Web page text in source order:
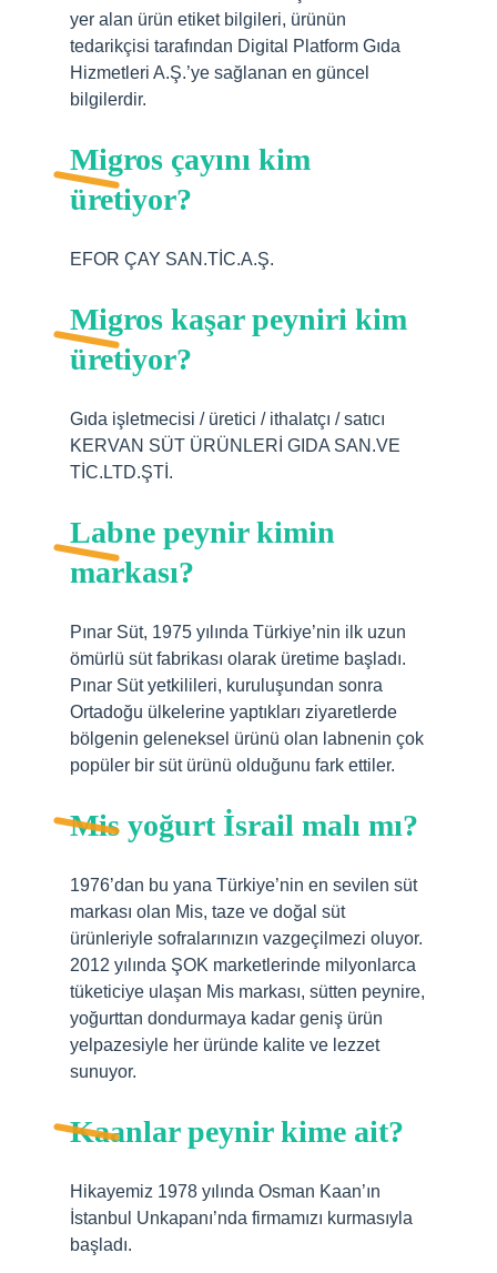
yer alan ürün etiket bilgileri, ürünün
tedarikçisi tarafından Digital Platform Gıda
Hizmetleri A.Ş.’ye sağlanan en güncel
bilgilerdir.
Migros çayını kim
üretiyor?
EFOR ÇAY SAN.TİC.A.Ş.
Migros kaşar peyniri kim
üretiyor?
Gıda işletmecisi / üretici / ithalatçı / satıcı
KERVAN SÜT ÜRÜNLERİ GIDA SAN.VE
TİC.LTD.ŞTİ.
Labne peynir kimin
markası?
Pınar Süt, 1975 yılında Türkiye’nin ilk uzun
ömürlü süt fabrikası olarak üretime başladı.
Pınar Süt yetkilileri, kuruluşundan sonra
Ortadoğu ülkelerine yaptıkları ziyaretlerde
bölgenin geleneksel ürünü olan labnenin çok
popüler bir süt ürünü olduğunu fark ettiler.
Mis yoğurt İsrail malı mı?
1976’dan bu yana Türkiye’nin en sevilen süt
markası olan Mis, taze ve doğal süt
ürünleriyle sofralarınızın vazgeçilmezi oluyor.
2012 yılında ŞOK marketlerinde milyonlarca
tüketiciye ulaşan Mis markası, sütten peynire,
yoğurttan dondurmaya kadar geniş ürün
yelpazesiyle her üründe kalite ve lezzet
sunuyor.
Kaanlar peynir kime ait?
Hikayemiz 1978 yılında Osman Kaan’ın
İstanbul Unkapanı’nda firmamızı kurmasıyla
başladı.